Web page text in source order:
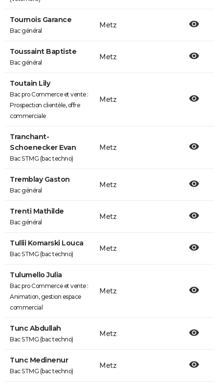
Tournois Garance
Bac général
Metz
Toussaint Baptiste
Bac général
Metz
Toutain Lily
Bac pro Commerce et vente :
Prospection clientèle, offre
commerciale
Metz
Tranchant-
Schoenecker Evan
Bac STMG (bac techno)
Metz
Tremblay Gaston
Bac général
Metz
Trenti Mathilde
Bac général
Metz
Tullii Komarski Louca
Bac STMG (bac techno)
Metz
Tulumello Julia
Bac pro Commerce et vente :
Animation, gestion espace
commercial
Metz
Tunc Abdullah
Bac STMG (bac techno)
Metz
Tunc Medinenur
Bac STMG (bac techno)
Metz